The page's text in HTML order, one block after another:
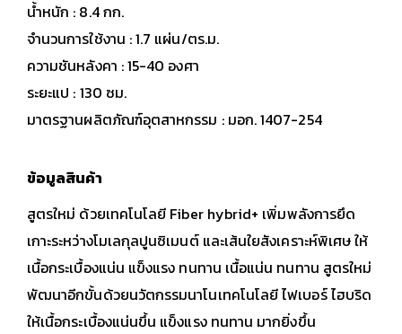
น้ำหนัก : 8.4 กก.
จำนวนการใช้งาน : 1.7 แผ่น/ตร.ม.
ความชันหลังคา : 15-40 องศา
ระยะแป : 130 ซม.
มาตรฐานผลิตภัณฑ์อุตสาหกรรม : มอก. 1407-254
ข้อมูลสินค้า
สูตรใหม่ ด้วยเทคโนโลยี Fiber hybrid+ เพิ่มพลังการยึด
เกาะระหว่างโมเลกุลปูนซิเมนต์ และเส้นใยสังเคราะห์พิเศษ ให้
เนื้อกระเบื้องแน่น แข็งแรง ทนทาน เนื้อแน่น ทนทาน สูตรใหม่
พัฒนาอีกขั้นด้วยนวัตกรรมนาโนเทคโนโลยี ไฟเบอร์ ไฮบริด
ให้เนื้อกระเบื้องแน่นขึ้น แข็งแรง ทนทาน มากยิ่งขึ้น